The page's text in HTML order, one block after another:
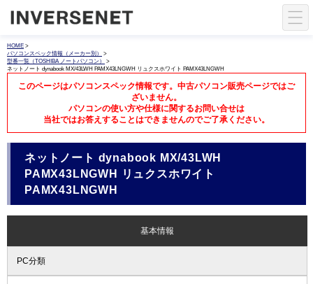
HOME >
パソコンスペック情報（メーカー別）
>
型番一覧（TOSHIBA ノートパソコン）
>
ネットノート dynabook MX/43LWH PAMX43LNGWH リュクスホワイト PAMX43LNGWH
このページはパソコンスペック情報です。中古パソコン販売ページではご
ざいません。
パソコンの使い方や仕様に関するお問い合せは
当社ではお答えすることはできませんのでご了承ください。
ネットノート dynabook MX/43LWH
PAMX43LNGWH リュクスホワイト
PAMX43LNGWH
基本情報
PC分類